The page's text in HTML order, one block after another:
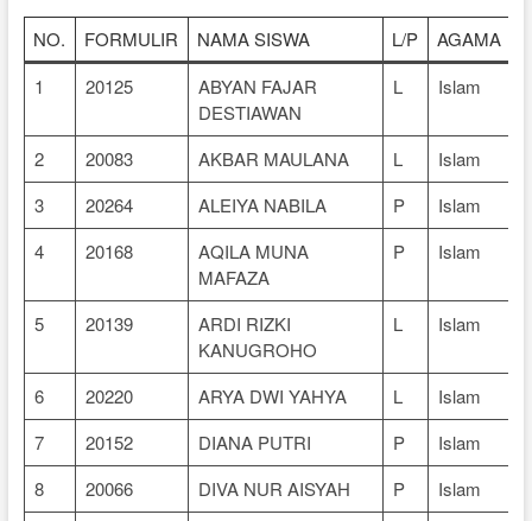
NO. FORMULIR NAMA SISWA L/P
AGAMA
1
20125
ABYAN FAJAR
DESTIAWAN
L Islam
2 20083 AKBAR MAULANA L
Islam
3
20264 ALEIYA NABILA P
Islam
4
20168
AQILA MUNA
MAFAZA
P Islam
5 20139
ARDI RIZKI
KANUGROHO
L Islam
6 20220 ARYA DWI YAHYA L
Islam
7
20152 DIANA PUTRI P
Islam
8
20066 DIVA NUR AISYAH P
Islam